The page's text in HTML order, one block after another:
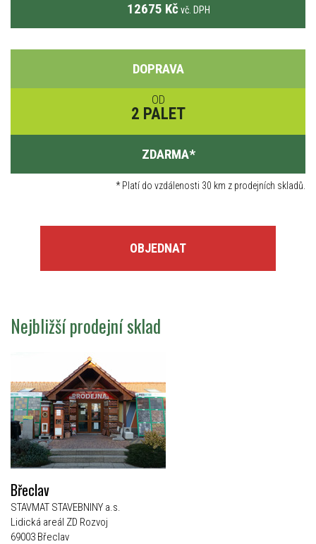
12675 Kč vč. DPH
DOPRAVA
OD
2 PALET
ZDARMA*
*Platí do vzdálenosti 30 km z prodejních skladů.
OBJEDNAT
Nejbližší prodejní sklad
Břeclav
STAVMAT STAVEBNINY a.s.
Lidická areál ZD Rozvoj
69003 Břeclav